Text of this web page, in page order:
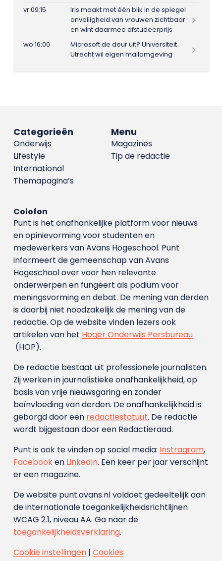
vr 09:15
Iris maakt met één blik in de spiegel
onveiligheid van vrouwen zichtbaar
en wint daarmee afstudeerprijs
wo 16:00
Microsoft de deur uit? Universiteit
Utrecht wil eigen mailomgeving
Menu
Magazines
Tip de redactie
Categorieën
Onderwijs
Lifestyle
International
Themapagina’s
Colofon
Punt is het onafhankelijke platform voor nieuws
en opinievorming voor studenten en
medewerkers van Avans Hoge­school. Punt
informeert de gemeenschap van Avans
Hogeschool over voor hen relevante
onderwerpen en fungeert als podium voor
meningsvorming en debat. De mening van derden
is daarbij niet noodzakelijk de mening van de
redactie. Op de website vinden lezers ook
artikelen van het Hoger Onderwijs Persbureau
(HOP).
De redactie bestaat uit professionele journalisten.
Zij werken in journalistieke onafhankelijkheid, op
basis van vrije nieuwsgaring en zonder
beïnvloeding van derden. De onafhankelijkheid is
geborgd door een redactiestatuut. De redactie
wordt bijgestaan door een Redactieraad.
Punt is ook te vinden op social media: Instragram,
Facebooken LinkedIn. Een keer per jaar verschijnt
er een magazine.
De website punt.avans.nl voldoet gedeeltelijk aan
de internationale toegankelijkheidsrichtlijnen
WCAG 2.1, niveau AA. Ga naar de
toegankelijkheidsverklaring.
Cookie instellingen| Cookies